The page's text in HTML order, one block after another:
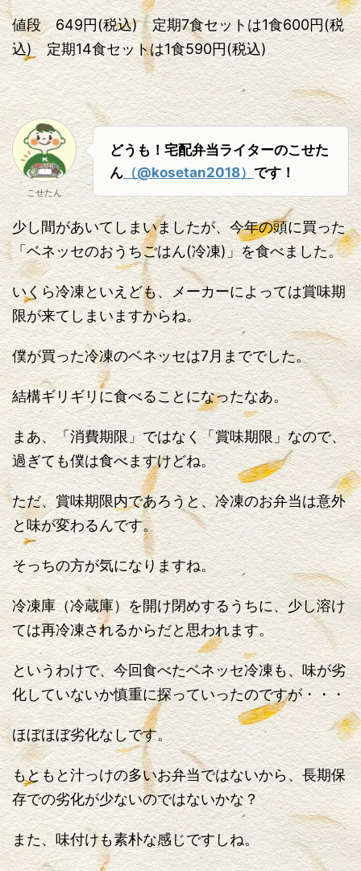
値段 649円(税込) 定期7食セットは1食600円(税
込) 定期14食セットは1食590円(税込)
こせたん
どうも！宅配弁当ライターのこせた
ん （@kosetan2018） です！
少し間があいてしまいましたが、今年の頭に買った
「ベネッセのおうちごはん(冷凍)」を食べました。
いくら冷凍といえども、メーカーによっては賞味期
限が来てしまいますからね。
僕が買った冷凍のベネッセは7月まででした。
結構ギリギリに食べることになったなあ。
まあ、「消費期限」ではなく「賞味期限」なので、
過ぎても僕は食べますけどね。
ただ、賞味期限内であろうと、冷凍のお弁当は意外
と味が変わるんです。
そっちの方が気になりますね。
冷凍庫（冷蔵庫）を開け閉めするうちに、少し溶け
ては再冷凍されるからだと思われます。
というわけで、今回食べたベネッセ冷凍も、味が劣
化していないか慎重に探っていったのですが・・・
ほぼほぼ劣化なしです。
もともと汁っけの多いお弁当ではないから、長期保
存での劣化が少ないのではないかな？
また、味付けも素朴な感じですしね。